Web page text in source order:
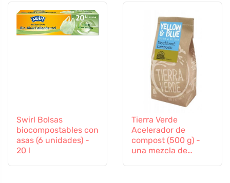
Swirl Bolsas
biocompostables con
asas (6 unidades) -
20 l
Tierra Verde
Acelerador de
compost (500 g) -
una mezcla de